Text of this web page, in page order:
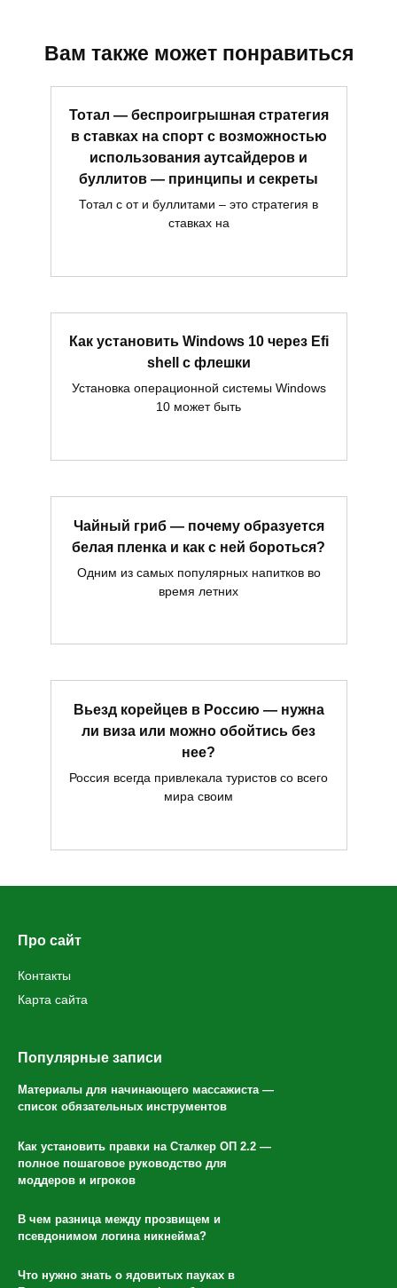
Вам также может понравиться
Тотал — беспроигрышная стратегия
в ставках на спорт с возможностью
использования аутсайдеров и
буллитов — принципы и секреты
Тотал с от и буллитами – это стратегия в
ставках на
Как установить Windows 10 через Efi
shell с флешки
Установка операционной системы Windows
10 может быть
Чайный гриб — почему образуется
белая пленка и как с ней бороться?
Одним из самых популярных напитков во
время летних
Вьезд корейцев в Россию — нужна
ли виза или можно обойтись без
нее?
Россия всегда привлекала туристов со всего
мира своим
Про сайт
Контакты
Карта сайта
Популярные записи
Материалы для начинающего массажиста —
список обязательных инструментов
Как установить правки на Сталкер ОП 2.2 —
полное пошаговое руководство для
моддеров и игроков
В чем разница между прозвищем и
псевдонимом логина никнейма?
Что нужно знать о ядовитых пауках в